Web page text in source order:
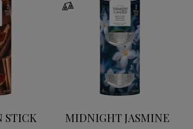
STICK MIDNIGHT JASMINE